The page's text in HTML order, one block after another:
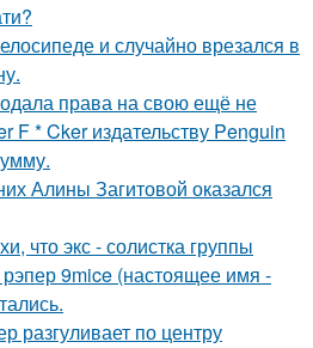
и случайно врезался в
права на свою ещё не
F * Cker издательству Penguin
Алины Загитовой оказался
что экс - солистка группы
9mice (настоящее имя -
разгуливает по центру